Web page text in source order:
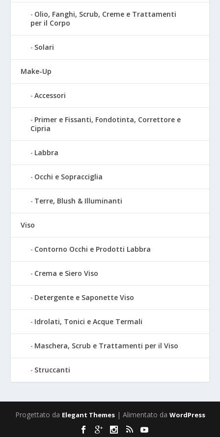
Olio, Fanghi, Scrub, Creme e Trattamenti
per il Corpo
Solari
Make-Up
Accessori
Primer e Fissanti, Fondotinta, Correttore e
Cipria
Labbra
Occhi e Sopracciglia
Terre, Blush & Illuminanti
Viso
Contorno Occhi e Prodotti Labbra
Crema e Siero Viso
Detergente e Saponette Viso
Idrolati, Tonici e Acque Termali
Maschera, Scrub e Trattamenti per il Viso
Struccanti
Progettato da Elegant Themes| Alimentato da WordPress